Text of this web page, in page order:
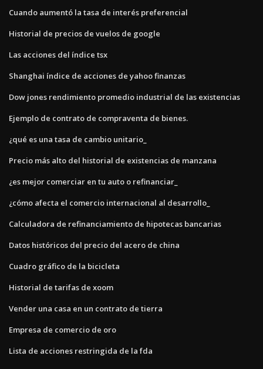
Cuando aumentó la tasa de interés preferencial
Historial de precios de vuelos de google
Las acciones del índice tsx
Shanghai índice de acciones de yahoo finanzas
Dow jones rendimiento promedio industrial de las existencias
Ejemplo de contrato de compraventa de bienes.
¿qué es una tasa de cambio unitario_
Precio más alto del historial de existencias de manzana
¿es mejor comerciar en tu auto o refinanciar_
¿cómo afecta el comercio internacional al desarrollo_
Calculadora de refinanciamiento de hipotecas bancarias
Datos históricos del precio del acero de china
Cuadro gráfico de la bicicleta
Historial de tarifas de xoom
Vender una casa en un contrato de tierra
Empresa de comercio de oro
Lista de acciones restringida de la fda